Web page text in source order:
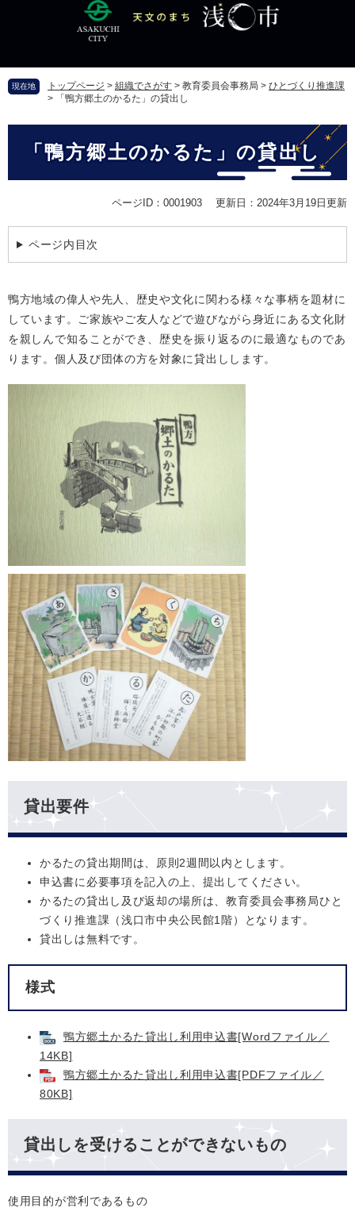
頭
す
飛
し
現在地 トップページ > 組織でさがす > 教育委員会事務局 > ひとづくり推進課
>
「鴨方郷土のかるた」の貸出し
「鴨方郷土のかるた」の貸出し
ページID：0001903 更新日：2024年3月19日更新
ページ内目次
鴨方地域の偉人や先人、歴史や文化に関わる様々な事柄を題材に
しています。ご家族やご友人などで遊びながら身近にある文化財
を親しんで知ることができ、歴史を振り返るのに最適なものであ
ります。個人及び団体の方を対象に貸出しします。
貸出要件
かるたの貸出期間は、原則2週間以内とします。
申込書に必要事項を記入の上、提出してください。
かるたの貸出し及び返却の場所は、教育委員会事務局ひと
づくり推進課（浅口市中央公民館1階）となります。
貸出しは無料です。
様式
鴨方郷土かるた貸出し利用申込書[Wordファイル／
14KB]
鴨方郷土かるた貸出し利用申込書[PDFファイル／
80KB]
貸出しを受けることができないもの
使用目的が営利であるもの